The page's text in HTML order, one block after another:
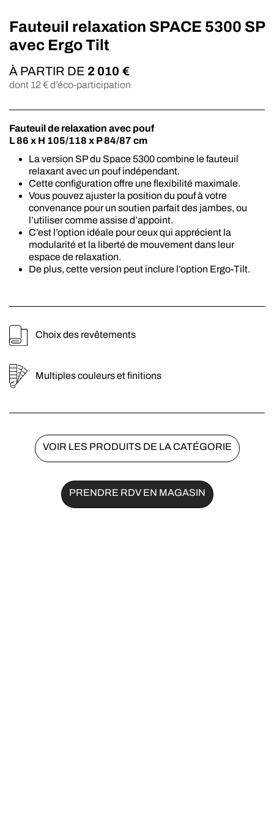
Fauteuil relaxation SPACE 5300 SP
avec Ergo Tilt
À PARTIR DE 2 010 €
dont 12€ d’éco-participation
Fauteuil de relaxation avec pouf
L 86 x H 105/118 x P 84/87 cm
La version SP du Space 5300 combine le fauteuil
relaxant avec un pouf indépendant.
Cette configuration offre une flexibilité maximale.
Vous pouvez ajuster la position du pouf à votre
convenance pour un soutien parfait des jambes, ou
l’utiliser comme assise d’appoint.
C’est l’option idéale pour ceux qui apprécient la
modularité et la liberté de mouvement dans leur
espace de relaxation.
De plus, cette version peut inclure l’option Ergo-Tilt.
Choix des revêtements
Multiples couleurs et finitions
VOIR LES PRODUITS DE LA CATÉGORIE
PRENDRE RDV EN MAGASIN